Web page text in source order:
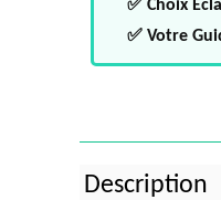
✅ Choix
✅ Votre
Description